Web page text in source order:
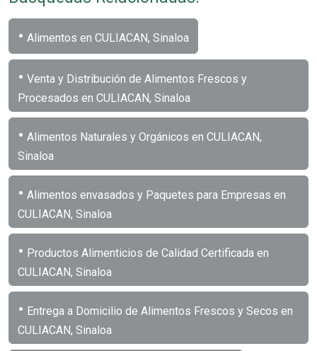
• Alimentos en CULIACAN, Sinaloa
• Venta y Distribución de Alimentos Frescos y
Procesados en CULIACAN, Sinaloa
• Alimentos Naturales y Orgánicos en CULIACAN,
Sinaloa
• Alimentos envasados y Paquetes para Empresas en
CULIACAN, Sinaloa
• Productos Alimenticios de Calidad Certificada en
CULIACAN, Sinaloa
• Entrega a Domicilio de Alimentos Frescos y Secos en
CULIACAN, Sinaloa